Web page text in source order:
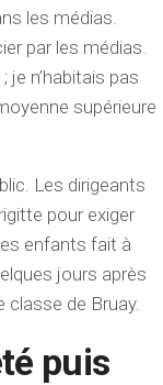
les médias.
par les médias.
je n’habitais pas
supérieure
Les dirigeants
pour exiger
enfants fait à
jours après
de Bruay.
puis